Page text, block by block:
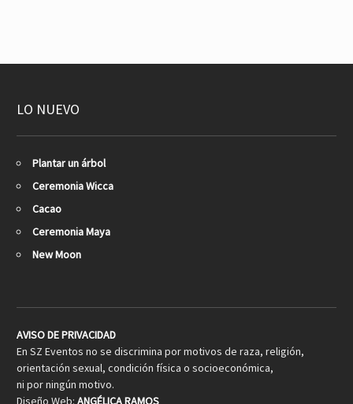
LO NUEVO
Plantar un árbol
Ceremonia Wicca
Cacao
Ceremonia Maya
New Moon
AVISO DE PRIVACIDAD
En SZ Eventos no se discrimina por motivos de raza, religión,
orientación sexual, condición física o socioeconómica,
ni por ningún motivo.
Diseño Web: ANGÉLICA RAMOS